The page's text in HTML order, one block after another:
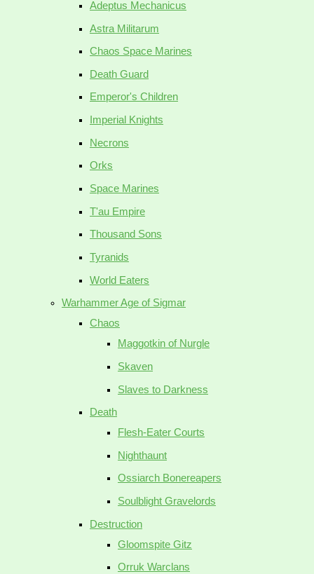
Adeptus Mechanicus
Astra Militarum
Chaos Space Marines
Death Guard
Emperor's Children
Imperial Knights
Necrons
Orks
Space Marines
T'au Empire
Thousand Sons
Tyranids
World Eaters
Warhammer Age of Sigmar
Chaos
Maggotkin of Nurgle
Skaven
Slaves to Darkness
Death
Flesh-Eater Courts
Nighthaunt
Ossiarch Bonereapers
Soulblight Gravelords
Destruction
Gloomspite Gitz
Orruk Warclans